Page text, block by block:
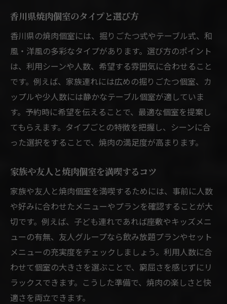
香川県焼肉個室のタイプと選び方
香川県の焼肉個室には、掘りごたつ式やテーブル式、和
風・洋風の多彩なタイプがあります。選び方のポイント
は、利用シーンや人数、希望する雰囲気に合わせること
です。例えば、家族連れには広めの掘りごたつ個室、カ
ップルや少人数には静かなテーブル個室が適していま
す。予約時に希望を伝えることで、最適な個室を提案し
てもらえます。タイプごとの特徴を把握し、シーンに合
った選択をすることで、焼肉の満足度が高まります。
家族や友人と焼肉個室を満喫するコツ
家族や友人と焼肉個室を満喫するためには、事前に人数
や好みに合わせたメニューやプランを確認することが大
切です。例えば、子ども連れであれば座敷やキッズメニ
ューの有無、友人グループなら飲み放題プランやセット
メニューの充実度をチェックしましょう。利用人数に合
わせて個室の大きさを選ぶことで、窮屈さを感じずにリ
ラックスできます。こうした準備で、焼肉の楽しさと快
適さを両立できます。